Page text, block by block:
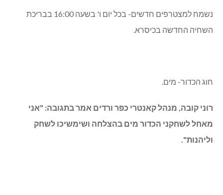
נשמח למצטרפים חדשים- בכל יום ו' בשעה 16:00 בבריכת
השחיה החדשה בכיסרא.
חוג הכדור- מים.
רוני קובה, מנהל קאנטרי כפר ורדים אמר בתגובה: "אני
מאחל לשחקני הכדור מים בהצלחה ושימשיכו לשחק
וליהנות".